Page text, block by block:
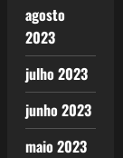
agosto
2023
julho 2023
junho 2023
maio 2023